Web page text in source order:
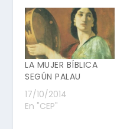
LA MUJER BÍBLICA
SEGÚN PALAU
17/10/2014
En "CEP"